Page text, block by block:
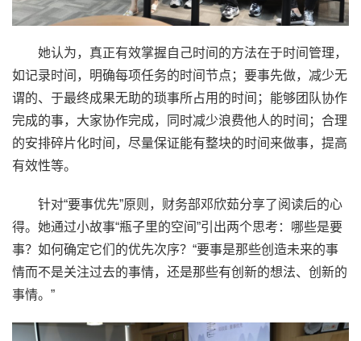
她认为，真正有效掌握自己时间的方法在于时间管理，
如记录时间，明确每项任务的时间节点；要事先做，减少无
谓的、于最终成果无助的琐事所占用的时间；能够团队协作
完成的事，大家协作完成，同时减少浪费他人的时间；合理
的安排碎片化时间，尽量保证能有整块的时间来做事，提高
有效性等。
针对“要事优先”原则，财务部邓欣茹分享了阅读后的心
得。她通过小故事“瓶子里的空间”引出两个思考：哪些是要
事？如何确定它们的优先次序？“要事是那些创造未来的事
情而不是关注过去的事情，还是那些有创新的想法、创新的
事情。”